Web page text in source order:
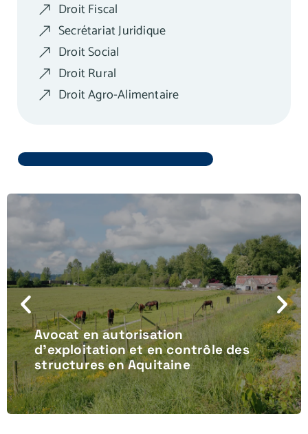
Droit Fiscal
Secrétariat Juridique
Droit Social
Droit Rural
Droit Agro-Alimentaire
Avocat en autorisation
d’exploitation et en contrôle des
structures en Aquitaine